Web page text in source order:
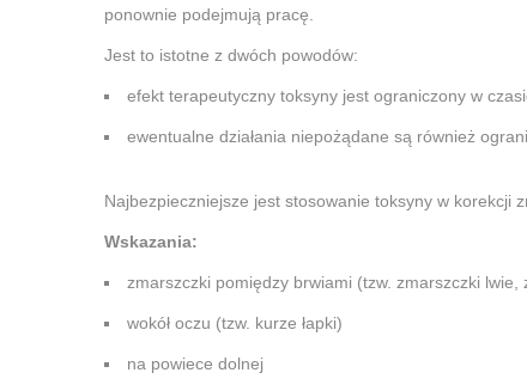
ponownie podejmują pracę.
Jest to istotne z dwóch powodów:
efekt terapeutyczny toksyny jest ograniczony w
ewentualne działania niepożądane są również
Najbezpieczniejsze jest stosowanie toksyny w korekcji
Wskazania:
zmarszczki pomiędzy brwiami (tzw. zmarszczki lwie,
wokół oczu (tzw. kurze łapki)
na powiece dolnej